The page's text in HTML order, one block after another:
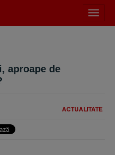
meniu
aproape de
ACTUALITATE